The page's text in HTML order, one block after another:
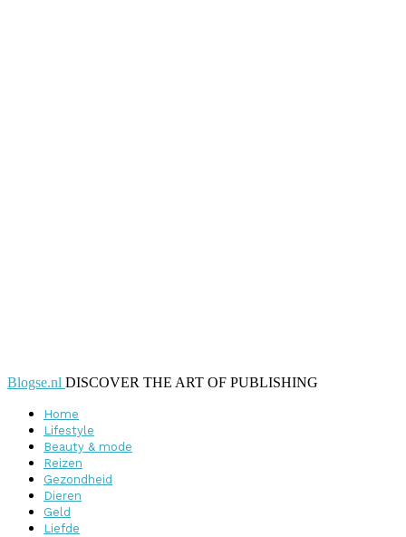
Blogse.nl DISCOVER THE ART OF PUBLISHING
Home
Lifestyle
Beauty & mode
Reizen
Gezondheid
Dieren
Geld
Liefde